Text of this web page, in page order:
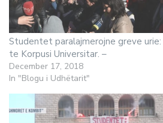
Studentet paralajmerojne greve urie:
te Korpusi Universitar. –
December 17, 2018
In "Blogu i Udhëtarit"